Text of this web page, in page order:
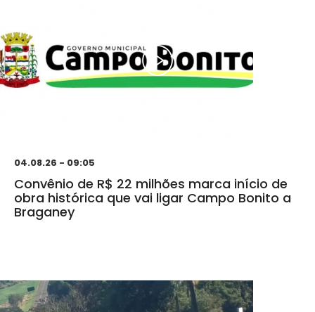
04.08.26 - 09:05
Convênio de R$ 22 milhões marca início de
obra histórica que vai ligar Campo Bonito a
Braganey